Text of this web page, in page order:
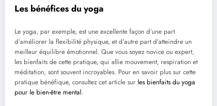
Les bénéfices du yoga
Le yoga, par exemple, est une excellente façon d’une part
d’améliorer la flexibilité physique, et d’autre part d’atteindre un
meilleur équilibre émotionnel. Que vous soyez novice ou expert,
les bienfaits de cette pratique, qui allie mouvement, respiration et
méditation, sont souvent incroyables. Pour en savoir plus sur cette
pratique bénéfique, consultez cet article sur les bienfaits du yoga
pour le bien-être mental.